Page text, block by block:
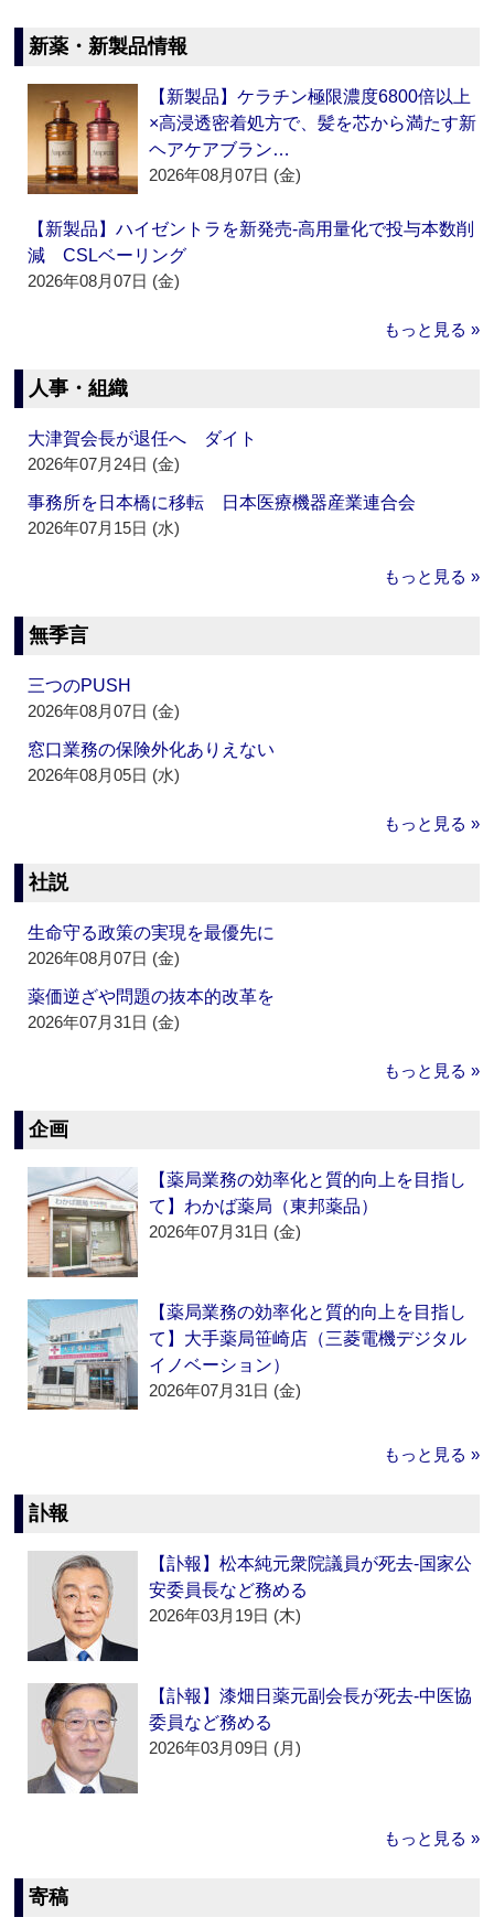
新薬・新製品情報
【新製品】ケラチン極限濃度6800倍以上
×高浸透密着処方で、髪を芯から満たす新
ヘアケアブラン…
2026年08月07日 (金)
【新製品】ハイゼントラを新発売‐高用量化で投与本数削
減 CSLベーリング
2026年08月07日 (金)
もっと見る »
人事・組織
大津賀会長が退任へ ダイト
2026年07月24日 (金)
事務所を日本橋に移転 日本医療機器産業連合会
2026年07月15日 (水)
もっと見る »
無季言
三つのPUSH
2026年08月07日 (金)
窓口業務の保険外化ありえない
2026年08月05日 (水)
もっと見る »
社説
生命守る政策の実現を最優先に
2026年08月07日 (金)
薬価逆ざや問題の抜本的改革を
2026年07月31日 (金)
もっと見る »
企画
【薬局業務の効率化と質的向上を目指し
て】わかば薬局（東邦薬品）
2026年07月31日 (金)
【薬局業務の効率化と質的向上を目指し
て】大手薬局笹崎店（三菱電機デジタル
イノベーション）
2026年07月31日 (金)
もっと見る »
訃報
【訃報】松本純元衆院議員が死去‐国家公
安委員長など務める
2026年03月19日 (木)
【訃報】漆畑日薬元副会長が死去‐中医協
委員など務める
2026年03月09日 (月)
もっと見る »
寄稿